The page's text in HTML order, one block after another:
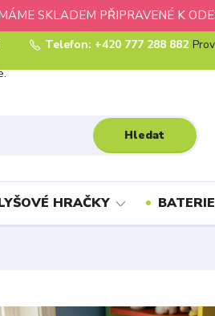
SKLADEM PŘIPRAVENÉ K
Hledat
Telefon: +420 777 288 882
HRAČKY